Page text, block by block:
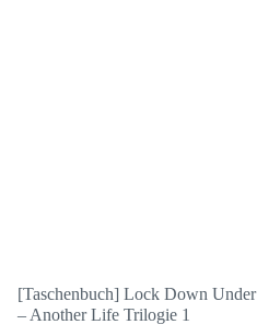
[Taschenbuch] Lock Down Under
– Another Life Trilogie 1